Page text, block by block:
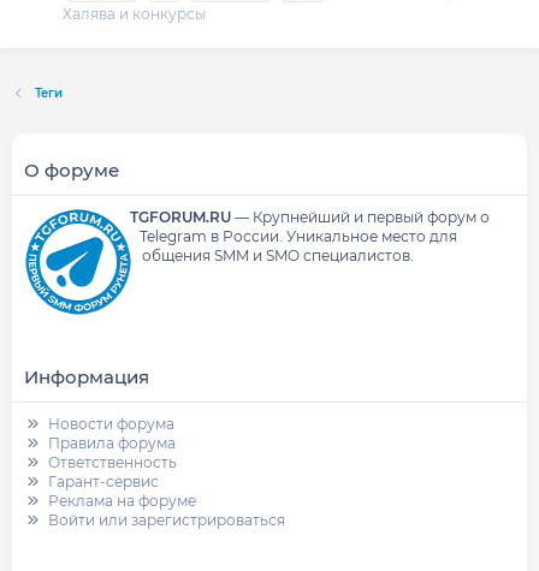
Халява и конкурсы
Теги
О форуме
TGFORUM.RU— Крупнейший и первый форум о
Telegram в России. Уникальное место для
общения SMM и SMO специалистов.
Информация
Новости форума
Правила форума
Ответственность
Гарант-сервис
Реклама на форуме
Войти или зарегистрироваться